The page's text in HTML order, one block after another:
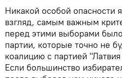
Никакой особой опасности
взгляд, самым важным
перед этими выборами
партии, которые точно не
коалицию с партией
Если большинство